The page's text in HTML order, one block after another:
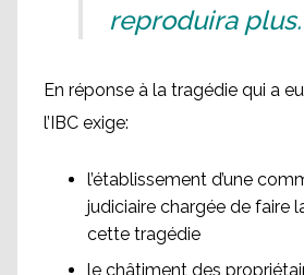
reproduira plus.
En réponse à la tragédie qui a eu
l’IBC exige:
l’établissement d’une
judiciaire chargée de faire
cette tragédie
le châtiment des